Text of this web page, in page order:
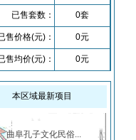
已售套数： 0套
售价格(元)： 0元
售均价(元)： 0元
本区域最新项目
曲阜孔子文化民俗...